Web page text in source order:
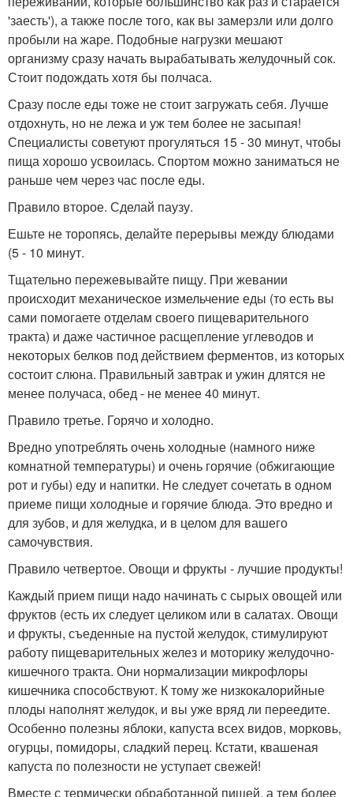
'заесть'), а также после того, как вы замерзли или долго
пробыли на жаре. Подобные нагрузки мешают
организму сразу начать вырабатывать желудочный сок.
Стоит подождать хотя бы полчаса.
Сразу после еды тоже не стоит загружать себя. Лучше
отдохнуть, но не лежа и уж тем более не засыпая!
Специалисты советуют прогуляться 15 - 30 минут, чтобы
пища хорошо усвоилась. Спортом можно заниматься не
раньше чем через час после еды.
Правило второе. Сделай паузу.
Ешьте не торопясь, делайте перерывы между блюдами
(5 - 10 минут.
Тщательно пережевывайте пищу. При жевании
происходит механическое измельчение еды (то есть вы
сами помогаете отделам своего пищеварительного
тракта) и даже частичное расщепление углеводов и
некоторых белков под действием ферментов, из которых
состоит слюна. Правильный завтрак и ужин длятся не
менее получаса, обед - не менее 40 минут.
Правило третье. Горячо и холодно.
Вредно употреблять очень холодные (намного ниже
комнатной температуры) и очень горячие (обжигающие
рот и губы) еду и напитки. Не следует сочетать в одном
приеме пищи холодные и горячие блюда. Это вредно и
для зубов, и для желудка, и в целом для вашего
самочувствия.
Правило четвертое. Овощи и фрукты - лучшие продукты!
Каждый прием пищи надо начинать с сырых овощей или
фруктов (есть их следует целиком или в салатах. Овощи
и фрукты, съеденные на пустой желудок, стимулируют
работу пищеварительных желез и моторику желудочно-
кишечного тракта. Они нормализации микрофлоры
кишечника способствуют. К тому же низкокалорийные
плоды наполнят желудок, и вы уже вряд ли переедите.
Особенно полезны яблоки, капуста всех видов, морковь,
огурцы, помидоры, сладкий перец. Кстати, квашеная
капуста по полезности не уступает свежей!
Вместе с термически обработанной пищей, а тем более